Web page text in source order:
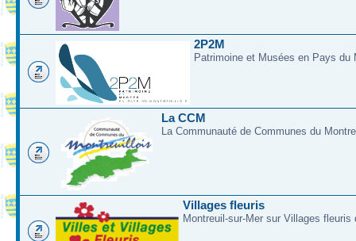
2P2M
Patrimoine et Musées en Pays du
La CCM
La Communauté de Communes du
Villages fleuris
Montreuil-sur-Mer sur Villages fleuris